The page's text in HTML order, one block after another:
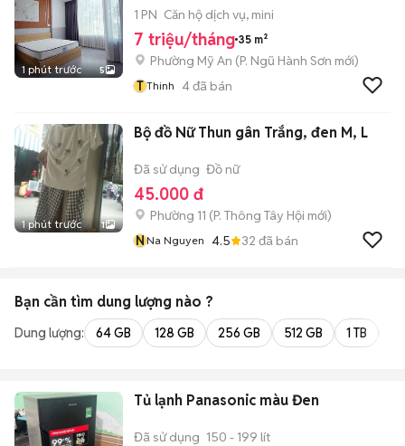
1 phút trước 5
1 PN Căn hộ dịch vụ, mini
7 triệu/tháng 35 m²
Phường Mỹ An (P. Ngũ Hành Sơn mới)
T Thinh 4đã bán
1 phút trước 1
Bộ đồ Nữ Thun gân Trắng, đen M, L
Đã sử dụng Đồ nữ
45.000 đ
Phường 11 (P. Thông Tây Hội mới)
NNa Nguyen 4.5 32 đã bán
Bạn cần tìm dung lượng nào ?
Dung lượng: 64 GB 128 GB 256 GB 512 GB 1 TB
Tủ lạnh Panasonic màu Đen
Đã sử dụng 150 - 199 lít